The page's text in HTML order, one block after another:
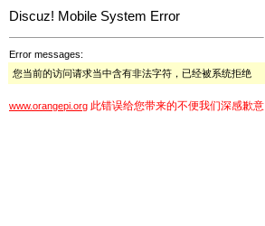
Discuz! Mobile System Error
Error messages:
您当前的访问请求当中含有非法字符，已经被系统拒绝
www.orangepi.org 此错误给您带来的不便我们深感歉意